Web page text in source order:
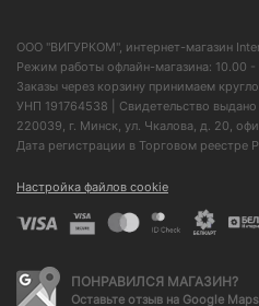
ООО "ВИГУРКОМ", интернет-магазин
Режим работы офлайн-магазина: 10.00
Заказы через корзину принимаем
УНП 191764538 | Свидетельство
220039, г. Минск, ул. Чкалова, д. 20,
Дата регистрации в Торговом реестре
Настройка файлов cookie
ПОНРАВИЛСЯ МАГАЗИН?
Оставьте отзыв на Google Maps